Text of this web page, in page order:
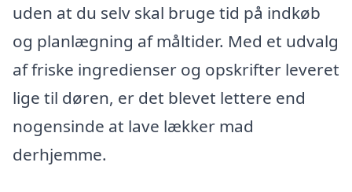
uden at du selv skal bruge tid på indkøb
og planlægning af måltider. Med et udvalg
af friske ingredienser og opskrifter leveret
lige til døren, er det blevet lettere end
nogensinde at lave lækker mad
derhjemme.